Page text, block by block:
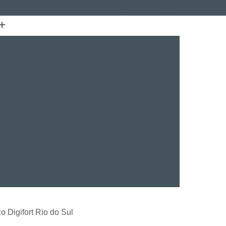
BVMS
Licenças Instalação Digifort
Digifort Rio do Sul